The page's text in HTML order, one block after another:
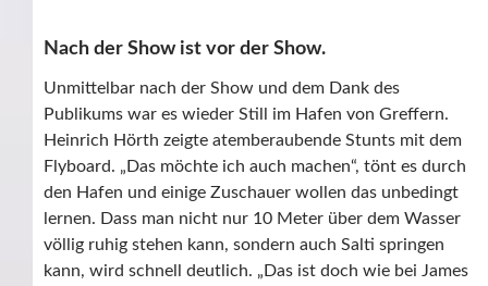
Nach der Show ist vor der Show.
Unmittelbar nach der Show und dem Dank des
Publikums war es wieder Still im Hafen von Greffern.
Heinrich Hörth zeigte atemberaubende Stunts mit dem
Flyboard. „Das möchte ich auch machen“, tönt es durch
den Hafen und einige Zuschauer wollen das unbedingt
lernen. Dass man nicht nur 10 Meter über dem Wasser
völlig ruhig stehen kann, sondern auch Salti springen
kann, wird schnell deutlich. „Das ist doch wie bei James